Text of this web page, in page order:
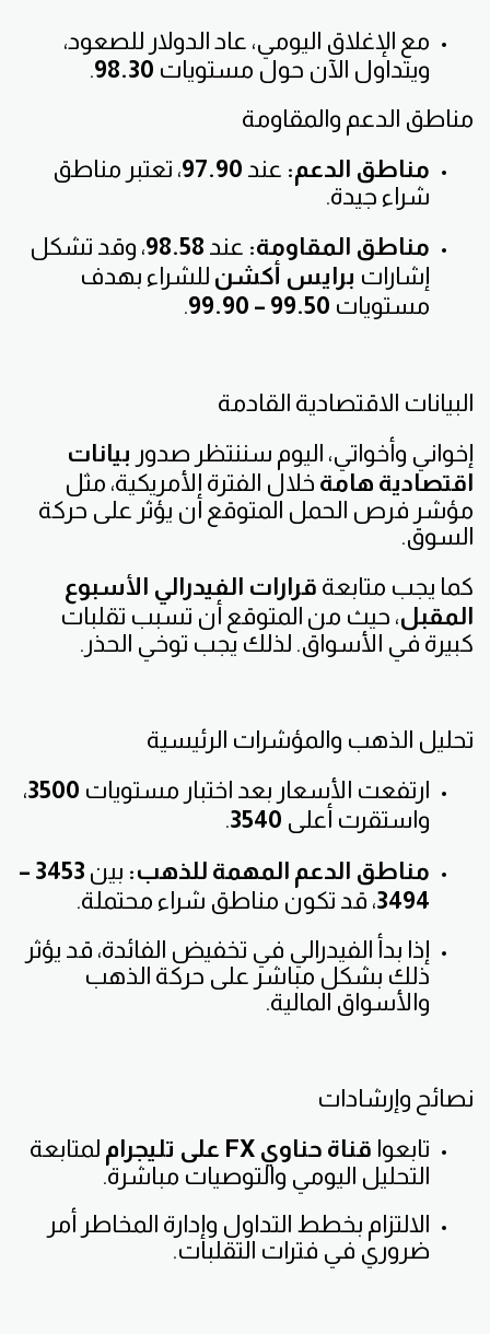
مع الإغلاق اليومي، عاد الدولار للصعود،
ويتداول الآن حول مستويات 98.30
.
مناطق الدعم والمقاومة
مناطق الدعم: عند 97.90، تعتبر مناطق
شراء جيدة.
مناطق المقاومة: عند 98.58، وقد تشكل
إشارات برايس أكشن للشراء بهدف
مستويات 99.50 – 99.90
.
البيانات الاقتصادية القادمة
إخواني وأخواتي، اليوم سننتظر صدور بيانات
اقتصادية هامة خلال الفترة الأمريكية، مثل
مؤشر فرص الحمل المتوقع أن يؤثر على حركة
السوق.
كما يجب متابعة قرارات الفيدرالي الأسبوع
المقبل، حيث من المتوقع أن تسبب تقلبات
كبيرة في الأسواق. لذلك يجب توخي الحذر.
تحليل الذهب والمؤشرات الرئيسية
ارتفعت الأسعار بعد اختبار مستويات 3500،
واستقرت أعلى 3540
.
مناطق الدعم المهمة للذهب: بين
3453 –
3494، قد تكون مناطق شراء محتملة.
إذا بدأ الفيدرالي في تخفيض الفائدة، قد يؤثر
ذلك بشكل مباشر على حركة الذهب
والأسواق المالية.
نصائح وإرشادات
تابعوا قناة حناوي FX على تليجرام
لمتابعة
التحليل اليومي والتوصيات مباشرة.
الالتزام بخطط التداول وإدارة المخاطر أمر
ضروري في فترات التقلبات.